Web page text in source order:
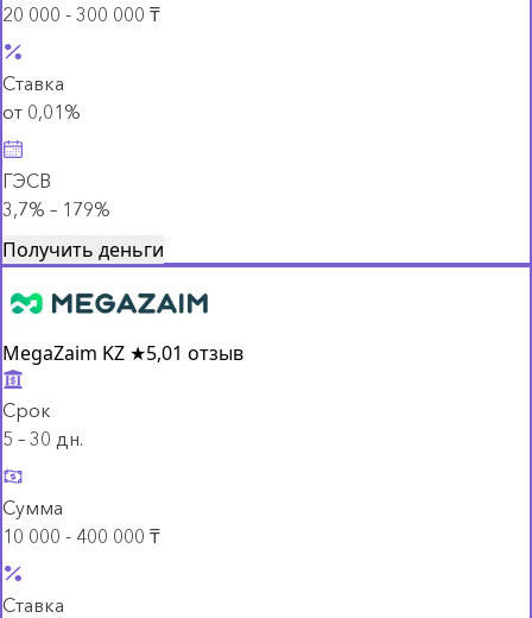
20 000 - 300 000 ₸
Ставка
от 0,01%
ГЭСВ
3,7% – 179%
Получить деньги
MegaZaim KZ ★5,01 отзыв
Срок
5 – 30 дн.
Сумма
10 000 - 400 000 ₸
Ставка